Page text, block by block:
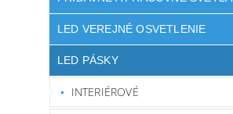
LED VEREJNÉ OSVETLENIE
LED PÁSKY
INTERIÉROVÉ